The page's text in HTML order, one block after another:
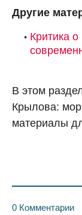
Другие
Критика
В этом
Крылова:
материалы
0 Комментарии